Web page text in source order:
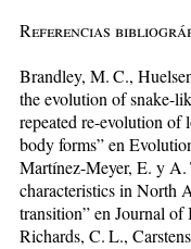
Referencias
Brandley, M. C.,
the evolution of snake-
repeated re-evo­lution of
body forms” en
Martínez-Meyer, E. y A.
characteristics in North
tran­sition” en Journal
Richards, C. L.,